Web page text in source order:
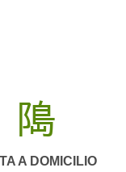
A DOMICILIO